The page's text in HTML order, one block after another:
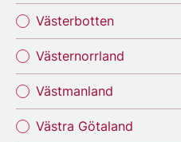
Västerbotten
Västernorrland
Västmanland
Västra Götaland